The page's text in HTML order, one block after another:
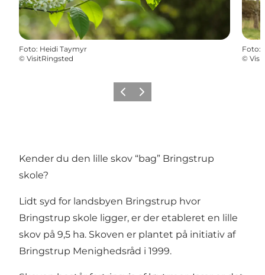
Foto: Heidi Taymyr
© VisitRingsted
Foto:
©
ForrigeNæste
Kender du den lille skov “bag” Bringstrup
skole?
Lidt syd for landsbyen Bringstrup hvor
Bringstrup skole ligger, er der etableret en lille
skov på 9,5 ha. Skoven er plantet på initiativ af
Bringstrup Menighedsråd i 1999.